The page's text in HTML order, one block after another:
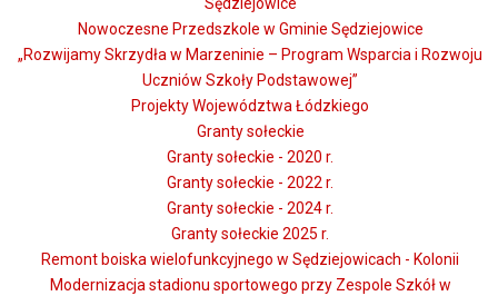
Sędziejowice
Nowoczesne Przedszkole w Gminie Sędziejowice
„Rozwijamy Skrzydła w Marzeninie – Program Wsparcia i Rozwoju
Uczniów Szkoły Podstawowej”
Projekty Województwa Łódzkiego
Granty sołeckie
Granty sołeckie - 2020 r.
Granty sołeckie - 2022 r.
Granty sołeckie - 2024 r.
Granty sołeckie 2025 r.
Remont boiska wielofunkcyjnego w Sędziejowicach - Kolonii
Modernizacja stadionu sportowego przy Zespole Szkół w